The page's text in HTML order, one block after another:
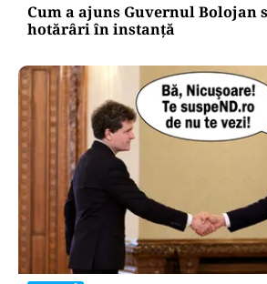
Cum a ajuns Guvernul Bolojan
hotărâri în instanță